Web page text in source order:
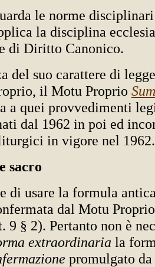
le norme
la disciplina
di Diritto Canonico.
del suo carattere di
il Motu Proprio
a quei provvedimenti
dal 1962 in poi ed
in vigore nel 1962.
sacro
di usare la formula
dal Motu
9 § 2). Pertanto non è
extraordinaria la
promulgato